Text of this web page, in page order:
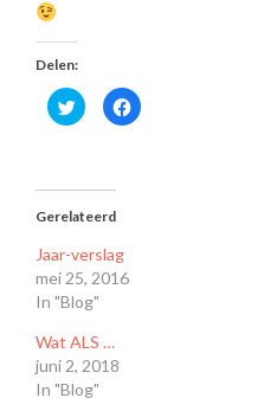
Delen:
Klik
om
(Wordt
een
venster
geopend)
Klik
om
Gerelateerd
Jaar-verslag
mei 25, 2016
In "Blog"
Wat ALS …
juni 2, 2018
In "Blog"